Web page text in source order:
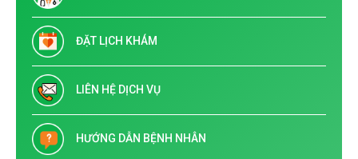
ĐẶT LỊCH KHÁM
LIÊN HỆ DỊCH VỤ
HƯỚNG DẪN BỆNH NHÂN